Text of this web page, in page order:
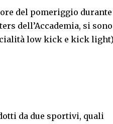
del pomeriggio durante
dell’Accademia, si sono
low kick e kick
da due sportivi, quali